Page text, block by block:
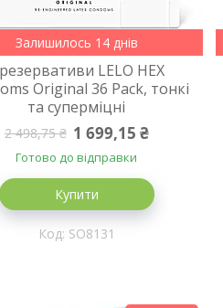
Залишилось 14 днів
LELO HEX
Original 36 Pack, тонкі
та суперміцні
2 498,75 ₴ 1 699,15 ₴
Готово до відправки
Купити
SO8131